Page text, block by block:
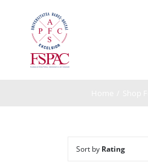
Sort by Rating